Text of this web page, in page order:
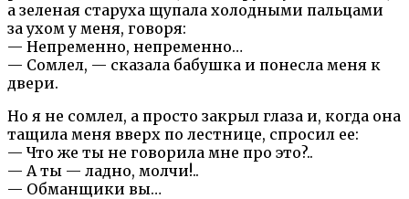
а зеленая старуха щупала холодными пальцами
за ухом у меня, говоря:
— Непременно, непременно…
— Сомлел, — сказала бабушка и понесла меня к
двери.
Но я не сомлел, а просто закрыл глаза и, когда она
тащила меня вверх по лестнице, спросил ее:
— Что же ты не говорила мне про это?..
— А ты — ладно, молчи!..
— Обманщики вы…